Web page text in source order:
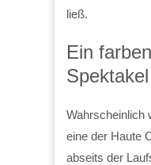
ließ.
Ein
Spektakel
Wahrscheinlich
eine der Haute
abseits der